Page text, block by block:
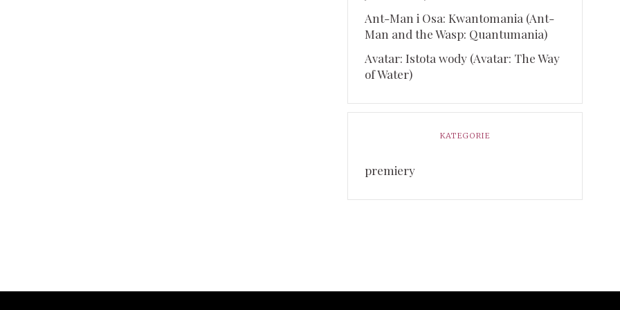
Ant-Man i Osa: Kwantomania (Ant-
Man and the Wasp: Quantumania)
Avatar: Istota wody (Avatar: The Way
of Water)
KATEGORIE
premiery